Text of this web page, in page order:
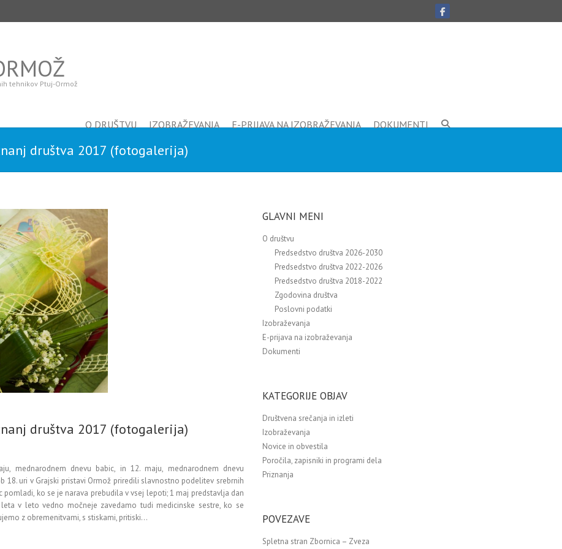
tehnikov Ptuj-Ormož
O DRUŠTVU IZOBRAŽEVANJA E-PRIJAVA NA IZOBRAŽEVANJA DOKUMENTI
društva 2017 (fotogalerija)
društva 2017 (fotogalerija)
mednarodnem dnevu babic, in 12. maju, mednarodnem dnevu
18. uri v Grajski pristavi Ormož priredili slavnostno podelitev srebrnih
pomladi, ko se je narava prebudila v vsej lepoti; 1 maj predstavlja dan
v leto vedno močneje zavedamo tudi medicinske sestre, ko se
z obremenitvami, s stiskami, pritiski…
GLAVNI MENI
O društvu
Predsedstvo društva 2026-2030
Predsedstvo društva 2022-2026
Predsedstvo društva 2018-2022
Zgodovina društva
Poslovni podatki
Izobraževanja
E-prijava na izobraževanja
Dokumenti
KATEGORIJE OBJAV
Društvena srečanja in izleti
Izobraževanja
Novice in obvestila
Poročila, zapisniki in programi dela
Priznanja
POVEZAVE
Spletna stran Zbornica – Zveza